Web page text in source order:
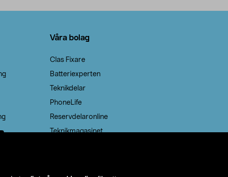
Våra bolag
Clas Fixare
Batteriexperten
Teknikdelar
PhoneLife
Reservdelaronline
Teknikmagasinet